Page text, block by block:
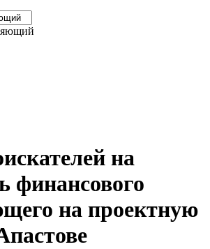
на
финансового
на проектную